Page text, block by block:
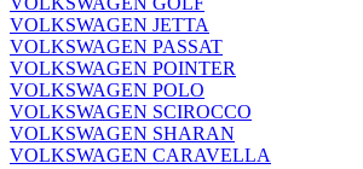
VOLKSWAGEN JETTA
VOLKSWAGEN PASSAT
VOLKSWAGEN POINTER
VOLKSWAGEN POLO
VOLKSWAGEN SCIROCCO
VOLKSWAGEN SHARAN
VOLKSWAGEN CARAVELLA